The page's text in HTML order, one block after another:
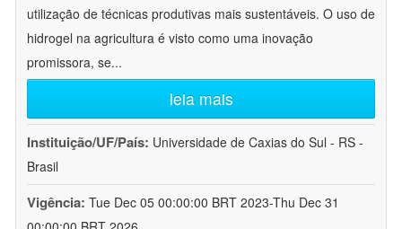
utilização de técnicas produtivas mais sustentáveis. O uso de
hidrogel na agricultura é visto como uma inovação
promissora, se...
leia mais
Instituição/UF/País: Universidade de Caxias do Sul - RS -
Brasil
Vigência: Tue Dec 05 00:00:00 BRT 2023-Thu Dec 31